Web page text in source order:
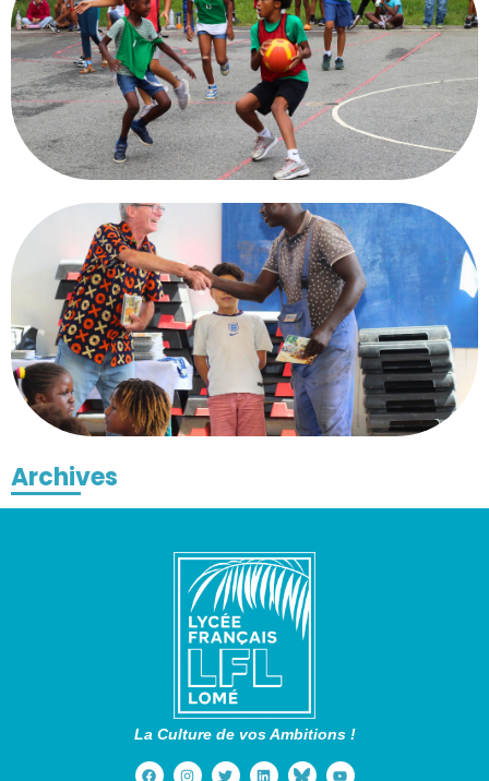
Archives
La Culture de vos Ambitions !